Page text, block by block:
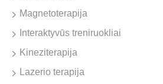
Magnetoterapija
Interaktyvūs treniruokliai
Kineziterapija
Lazerio terapija